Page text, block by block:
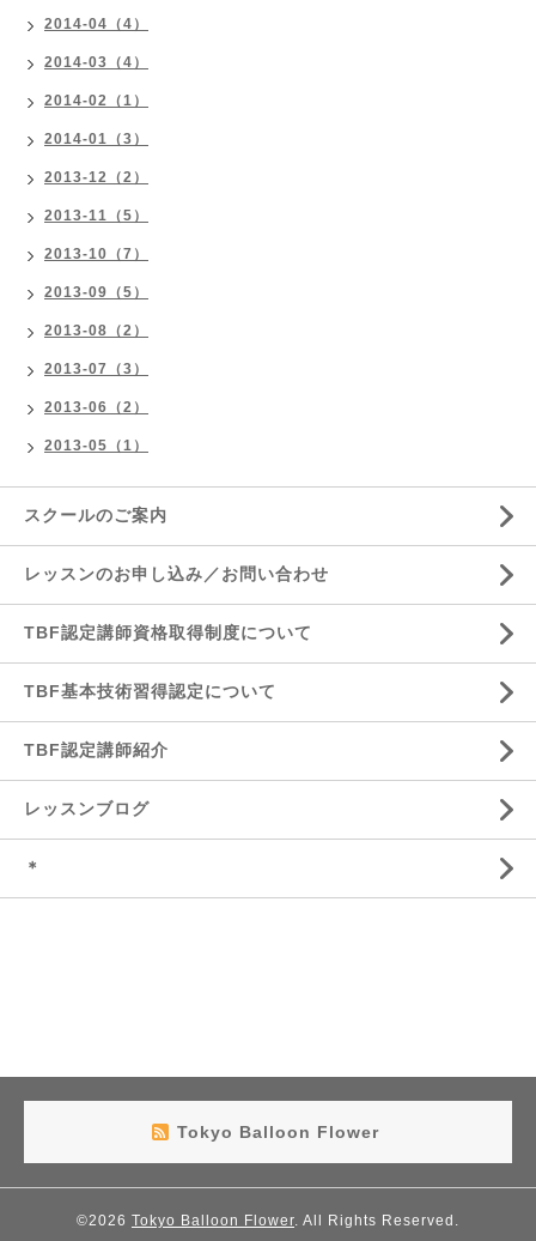
2014-04（4）
2014-03（4）
2014-02（1）
2014-01（3）
2013-12（2）
2013-11（5）
2013-10（7）
2013-09（5）
2013-08（2）
2013-07（3）
2013-06（2）
2013-05（1）
スクールのご案内
レッスンのお申し込み／お問い合わせ
TBF認定講師資格取得制度について
TBF基本技術習得認定について
TBF認定講師紹介
レッスンブログ
＊
Tokyo Balloon Flower
©2026 Tokyo Balloon Flower. All Rights Reserved.